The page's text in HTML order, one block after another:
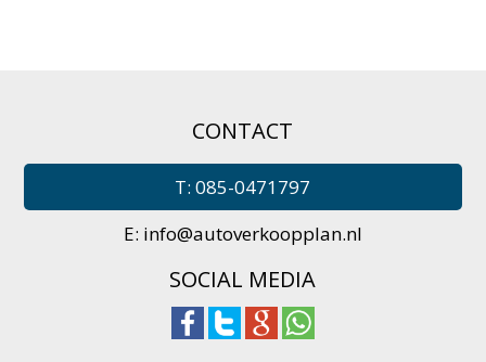
CONTACT
T: 085-0471797
E: info@autoverkoopplan.nl
SOCIAL MEDIA